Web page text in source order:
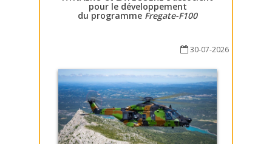
pour le développement
du programme Fregate-F100
30-07-2026